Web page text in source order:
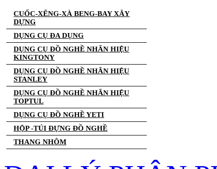
CUỐC-XẼNG-XÀ BENG-BAY XÂY
DỰNG
DỤNG CỤ ĐA DỤNG
DỤNG CỤ ĐỒ NGHỀ NHÃN HIỆU
KINGTONY
DỤNG CỤ ĐỒ NGHỀ NHÃN HIỆU
STANLEY
DỤNG CỤ ĐỒ NGHỀ NHÃN HIỆU
TOPTUL
DỤNG CỤ ĐỒ NGHỀ YETI
HỘP -TÚI ĐỰNG ĐỒ NGHỀ
THANG NHÔM